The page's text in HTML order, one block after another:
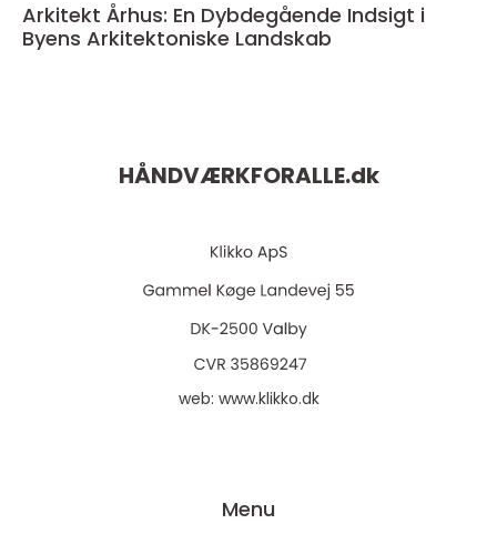
Arkitekt Århus: En Dybdegående Indsigt i
Byens Arkitektoniske Landskab
HÅNDVÆRKFORALLE.dk
web: www.klikko.dk
Menu